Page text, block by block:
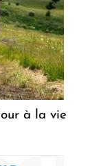
à la vie